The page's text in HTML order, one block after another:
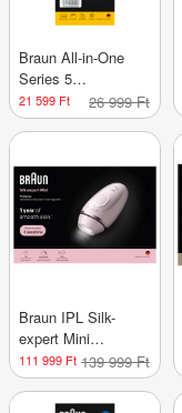
Braun All-in-One
Series 5
multifunkciós
szőrtelenítőkészlet
21 599 Ft 26 999 Ft
Braun IPL Silk-
expert Mini
szőrtelenítő
készülék PL1100
/pink - 1 db
111 999 Ft 139 999 Ft